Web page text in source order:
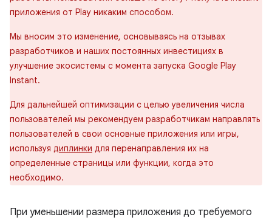
приложения от Play никаким способом.
Мы вносим это изменение, основываясь на отзывах
разработчиков и наших постоянных инвестициях в
улучшение экосистемы с момента запуска Google Play
Instant.
Для дальнейшей оптимизации с целью увеличения числа
пользователей мы рекомендуем разработчикам направлять
пользователей в свои основные приложения или игры,
используя диплинки для перенаправления их на
определенные страницы или функции, когда это
необходимо.
При уменьшении размера приложения до требуемого